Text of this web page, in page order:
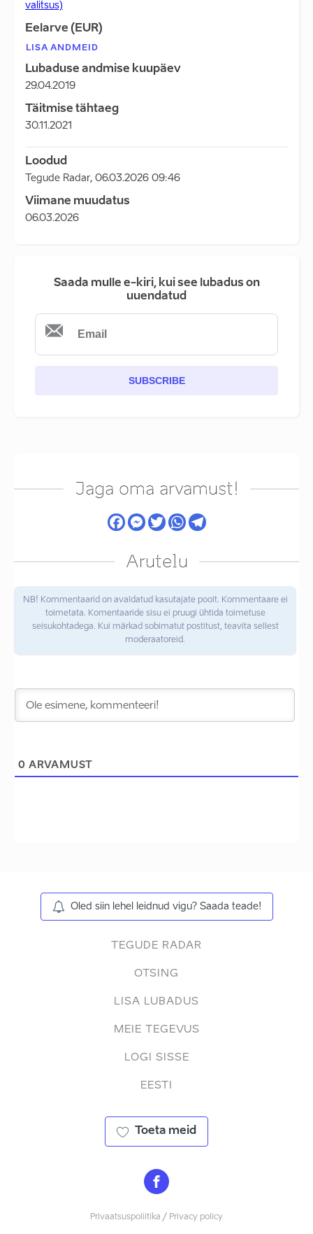
valitsus)
Eelarve (EUR)
LISA ANDMEID
Lubaduse andmise kuupäev
29.04.2019
Täitmise tähtaeg
30.11.2021
Loodud
Tegude Radar, 06.03.2026 09:46
Viimane muudatus
06.03.2026
Saada mulle e-kiri, kui see lubadus on
uuendatud
SUBSCRIBE
Jaga oma arvamust!
Arutelu
NB! Kommentaarid on avaldatud kasutajate poolt. Kommentaare ei
toimetata. Komentaaride sisu ei pruugi ühtida toimetuse
seisukohtadega. Kui märkad sobimatut postitust, teavita sellest
moderaatoreid.
0 ARVAMUST
Oled siin lehel leidnud vigu? Saada teade!
TEGUDE RADAR
OTSING
LISA LUBADUS
MEIE TEGEVUS
LOGI SISSE
EESTI
Toeta meid
Privaatsuspoliitika / Privacy policy